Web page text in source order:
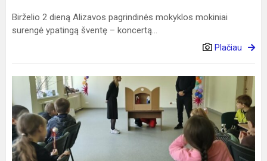
Birželio 2 dieną Alizavos pagrindinės mokyklos mokiniai
surengė ypatingą šventę – koncertą...
Plačiau
Pažintis
Šėpos
teatru